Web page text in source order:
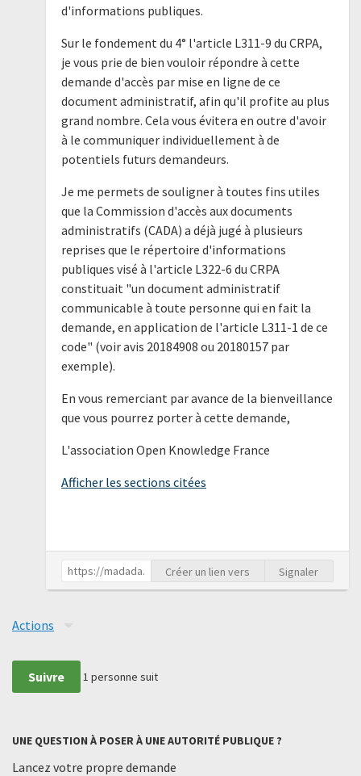
d'informations publiques.
Sur le fondement du 4° l'article L311-9 du CRPA,
je vous prie de bien vouloir répondre à cette
demande d'accès par mise en ligne de ce
document administratif, afin qu'il profite au plus
grand nombre. Cela vous évitera en outre d'avoir
à le communiquer individuellement à de
potentiels futurs demandeurs.
Je me permets de souligner à toutes fins utiles
que la Commission d'accès aux documents
administratifs (CADA) a déjà jugé à plusieurs
reprises que le répertoire d'informations
publiques visé à l'article L322-6 du CRPA
constituait "un document administratif
communicable à toute personne qui en fait la
demande, en application de l'article L311-1 de ce
code" (voir avis 20184908 ou 20180157 par
exemple).
En vous remerciant par avance de la bienveillance
que vous pourrez porter à cette demande,
L'association Open Knowledge France
Afficher les sections citées
Créer un lien vers Signaler
Actions
Suivre 1 personne suit
UNE QUESTION À POSER À UNE AUTORITÉ PUBLIQUE ?
Lancez votre propre demande